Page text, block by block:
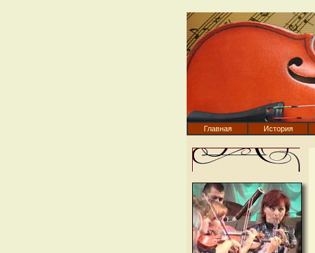
Главная История